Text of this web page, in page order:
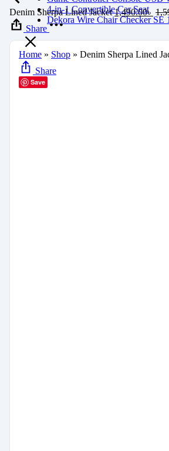
4-in-1 Convertible Car Seat
Dekora Wire Chair Checker SE
Denim Sherpa Lined Jacket 1,490.00৳
Share
Home » Shop » Denim Sherpa Lined
Share
Save